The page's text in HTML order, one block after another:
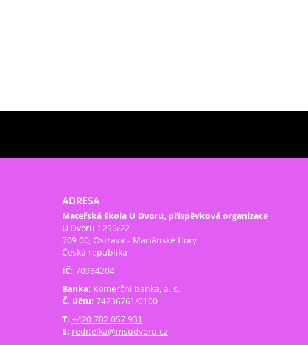
ADRESA
Mateřská škola U Dvoru, příspěvková organizace
U Dvoru 1255/22
709 00, Ostrava - Mariánské Hory
Česká republika
IČ: 70984204
Banka: Komerční banka, a. s.
Č. účtu: 74236761/0100
T: +420 702 057 931
E: reditelka@msudvoru.cz